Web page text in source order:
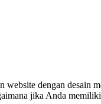
dengan desain
jika Anda